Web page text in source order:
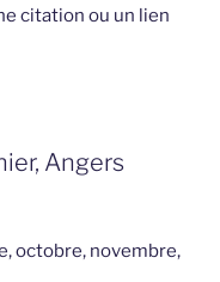
citation ou un lien
Angers
octobre, novembre,